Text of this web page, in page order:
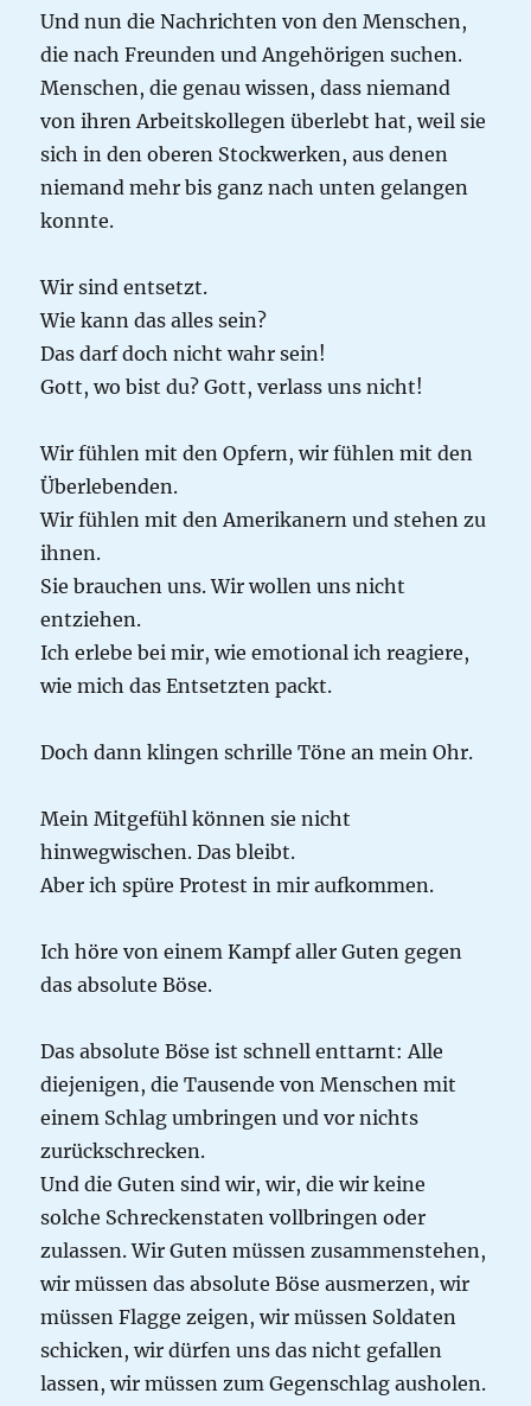
Und nun die Nachrichten von den Menschen,
die nach Freunden und Angehörigen suchen.
Menschen, die genau wissen, dass niemand
von ihren Arbeitskollegen überlebt hat, weil sie
sich in den oberen Stockwerken, aus denen
niemand mehr bis ganz nach unten gelangen
konnte.
Wir sind entsetzt.
Wie kann das alles sein?
Das darf doch nicht wahr sein!
Gott, wo bist du? Gott, verlass uns nicht!
Wir fühlen mit den Opfern, wir fühlen mit den
Überlebenden.
Wir fühlen mit den Amerikanern und stehen zu
ihnen.
Sie brauchen uns. Wir wollen uns nicht
entziehen.
Ich erlebe bei mir, wie emotional ich reagiere,
wie mich das Entsetzten packt.
Doch dann klingen schrille Töne an mein Ohr.
Mein Mitgefühl können sie nicht
hinwegwischen. Das bleibt.
Aber ich spüre Protest in mir aufkommen.
Ich höre von einem Kampf aller Guten gegen
das absolute Böse.
Das absolute Böse ist schnell enttarnt: Alle
diejenigen, die Tausende von Menschen mit
einem Schlag umbringen und vor nichts
zurückschrecken.
Und die Guten sind wir, wir, die wir keine
solche Schreckenstaten vollbringen oder
zulassen. Wir Guten müssen zusammenstehen,
wir müssen das absolute Böse ausmerzen, wir
müssen Flagge zeigen, wir müssen Soldaten
schicken, wir dürfen uns das nicht gefallen
lassen, wir müssen zum Gegenschlag ausholen.